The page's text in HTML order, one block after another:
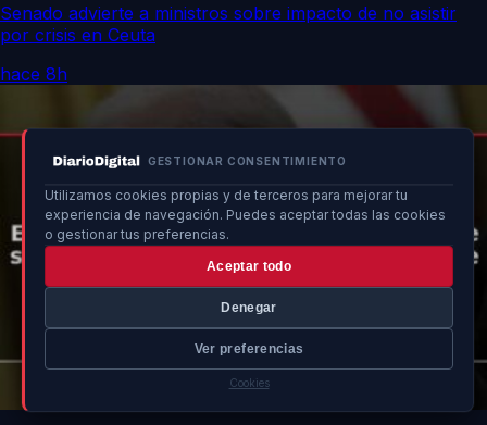
GESTIONAR CONSENTIMIENTO
Utilizamos cookies propias y de terceros para mejorar tu
experiencia de navegación. Puedes aceptar todas las cookies
o gestionar tus preferencias.
Aceptar todo
Denegar
Ver preferencias
Cookies
Senado advierte a ministros sobre impacto de no asistir
por crisis en Ceuta
hace 8h